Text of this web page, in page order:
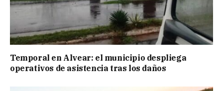
Temporal en Alvear: el municipio despliega
operativos de asistencia tras los daños